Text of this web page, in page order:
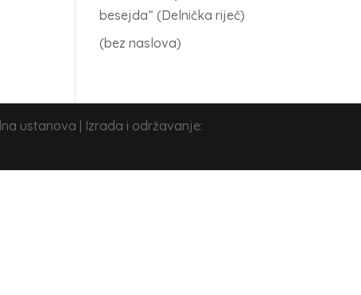
besejda“ (Delnička riječ)
(bez naslova)
ustanova | Izrada i održavanje: